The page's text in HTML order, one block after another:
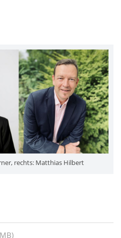
rechts: Matthias Hilbert